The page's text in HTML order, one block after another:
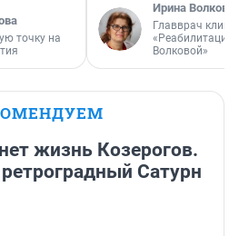
точку на
Ирина Волкова
Главврач
«Реабилитация
Волковой»
жизнь Козерогов.
Сатурн